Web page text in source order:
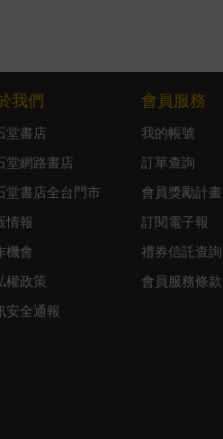
我們
堂書店
堂網路書店
堂書店全台門市
情報
機會
權政策
安全通報
會員服務
我的帳號
訂單查詢
會員獎勵計畫
訂閱電子報
禮券信託查詢
會員服務條款